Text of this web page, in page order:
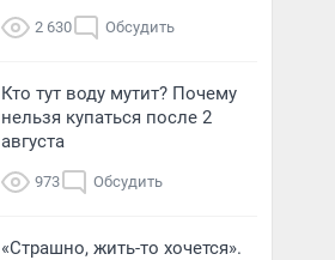
2 630 Обсудить
Кто тут воду мутит? Почему
нельзя купаться после 2
августа
973 Обсудить
«Страшно, жить-то хочется».